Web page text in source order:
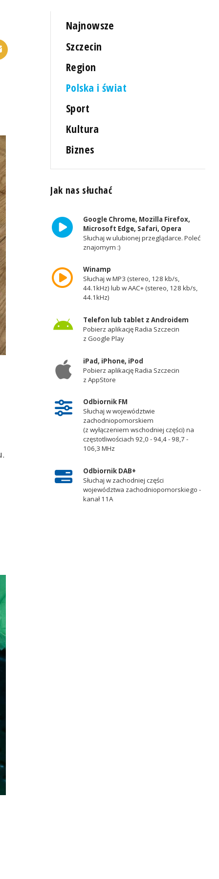
Najnowsze
Szczecin
Region
Polska i świat
Sport
Kultura
Biznes
Jak nas słuchać
Google Chrome, Mozilla Firefox,
Microsoft Edge, Safari, Opera
Słuchaj w ulubionej przeglądarce. Poleć
znajomym :)
Winamp
Słuchaj w MP3 (stereo, 128 kb/s,
44.1kHz) lub w AAC+ (stereo, 128 kb/s,
44.1kHz)
Telefon lub tablet z Androidem
Pobierz aplikację Radia Szczecin
z Google Play
iPad, iPhone, iPod
Pobierz aplikację Radia Szczecin
z AppStore
Odbiornik FM
Słuchaj w województwie
zachodniopomorskiem
(z wyłączeniem wschodniej części) na
częstotliwościach 92,0 - 94,4 - 98,7 -
106,3 MHz
Odbiornik DAB+
Słuchaj w zachodniej części
województwa zachodniopomorskiego -
kanał 11A